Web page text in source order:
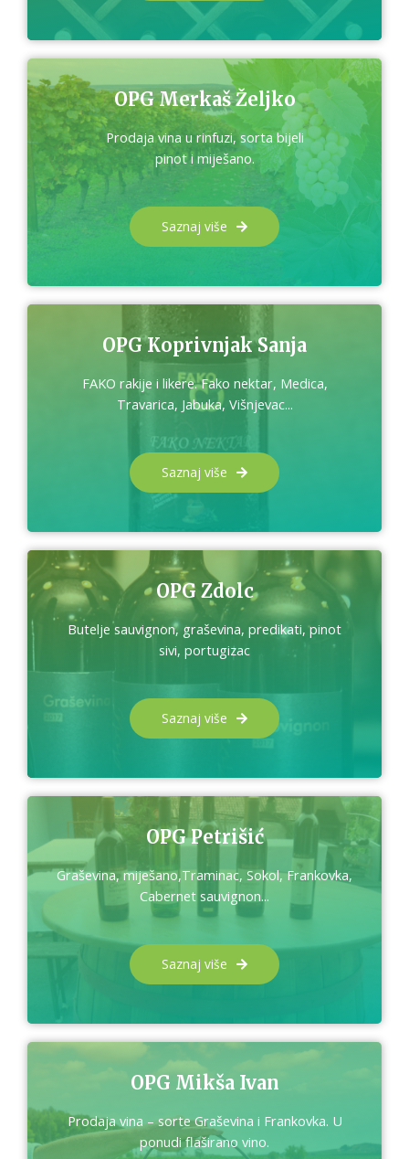
OPG Merkaš Željko
Prodaja vina u rinfuzi, sorta bijeli
pinot i miješano.
Saznaj više
OPG Koprivnjak Sanja
FAKO rakije i likere. Fako nektar, Medica,
Travarica, Jabuka, Višnjevac...
Saznaj više
OPG Zdolc
Butelje sauvignon, graševina, predikati, pinot
sivi, portugizac
Saznaj više
OPG Petrišić
Graševina, miješano,Traminac, Sokol, Frankovka,
Cabernet sauvignon...
Saznaj više
OPG Mikša Ivan
Prodaja vina – sorte Graševina i Frankovka. U
ponudi flaširano vino.